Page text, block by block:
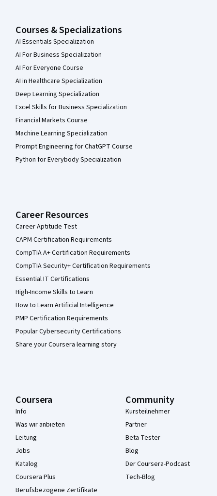
Courses & Specializations
AI Essentials Specialization
AI For Business Specialization
AI For Everyone Course
AI in Healthcare Specialization
Deep Learning Specialization
Excel Skills for Business Specialization
Financial Markets Course
Machine Learning Specialization
Prompt Engineering for ChatGPT Course
Python for Everybody Specialization
Career Resources
Career Aptitude Test
CAPM Certification Requirements
CompTIA A+ Certification Requirements
CompTIA Security+ Certification Requirements
Essential IT Certifications
High-Income Skills to Learn
How to Learn Artificial Intelligence
PMP Certification Requirements
Popular Cybersecurity Certifications
Share your Coursera learning story
Coursera
Info
Was wir anbieten
Leitung
Jobs
Katalog
Coursera Plus
Berufsbezogene Zertifikate
Community
Kursteilnehmer
Partner
Beta-Tester
Blog
Der Coursera-Podcast
Tech-Blog